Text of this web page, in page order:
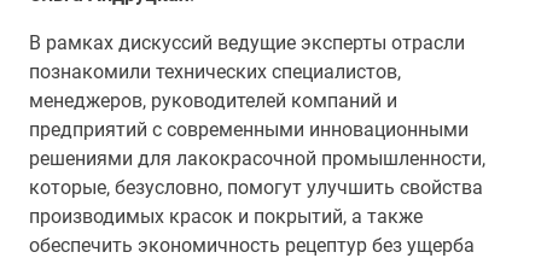
В рамках дискуссий ведущие эксперты отрасли
познакомили технических специалистов,
менеджеров, руководителей компаний и
предприятий с современными инновационными
решениями для лакокрасочной промышленности,
которые, безусловно, помогут улучшить свойства
производимых красок и покрытий, а также
обеспечить экономичность рецептур без ущерба